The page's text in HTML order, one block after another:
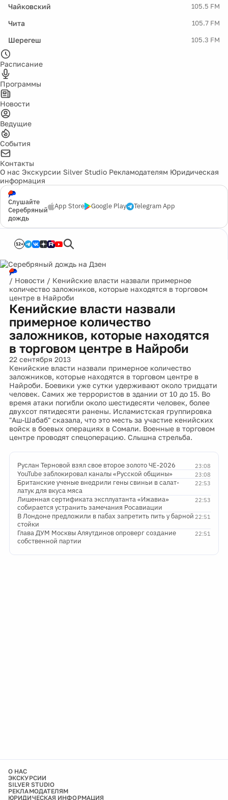
Чайковский 105.5 FM
Чита 105.7 FM
Шерегеш 105.3 FM
Расписание
Программы
Новости
Ведущие
События
Контакты
О нас Экскурсии Silver Studio Рекламодателям Юридическая
информация
Слушайте
Серебряный
дождь
App Store Google Play Telegram App
12+
/ Новости / Кенийские власти назвали примерное
количество заложников, которые находятся в торговом
центре в Найроби
Кенийские власти назвали
примерное количество
заложников, которые находятся
в торговом центре в Найроби
22 сентября 2013
Кенийские власти назвали примерное количество
заложников, которые находятся в торговом центре в
Найроби. Боевики уже сутки удерживают около тридцати
человек. Самих же террористов в здании от 10 до 15. Во
время атаки погибли около шестидесяти человек, более
двухсот пятидесяти ранены. Исламистская группировка
"Аш-Шабаб" сказала, что это месть за участие кенийских
войск в боевых операциях в Сомали. Военные в торговом
центре проводят спецоперацию. Слышна стрельба.
23:08
Руслан Терновой взял свое второе золото ЧЕ-2026
23:08
YouTube заблокировал каналы «Русской общины»
22:53
Британские ученые внедрили гены свиньи в салат-
латук для вкуса мяса
22:53
Лишенная сертификата эксплуатанта «Ижавиа»
собирается устранить замечания Росавиации
22:51
В Лондоне предложили в пабах запретить пить у барной
стойки
22:51
Глава ДУМ Москвы Аляутдинов опроверг создание
собственной партии
О НАС
ЭКСКУРСИИ
SILVER STUDIO
РЕКЛАМОДАТЕЛЯМ
ЮРИДИЧЕСКАЯ ИНФОРМАЦИЯ